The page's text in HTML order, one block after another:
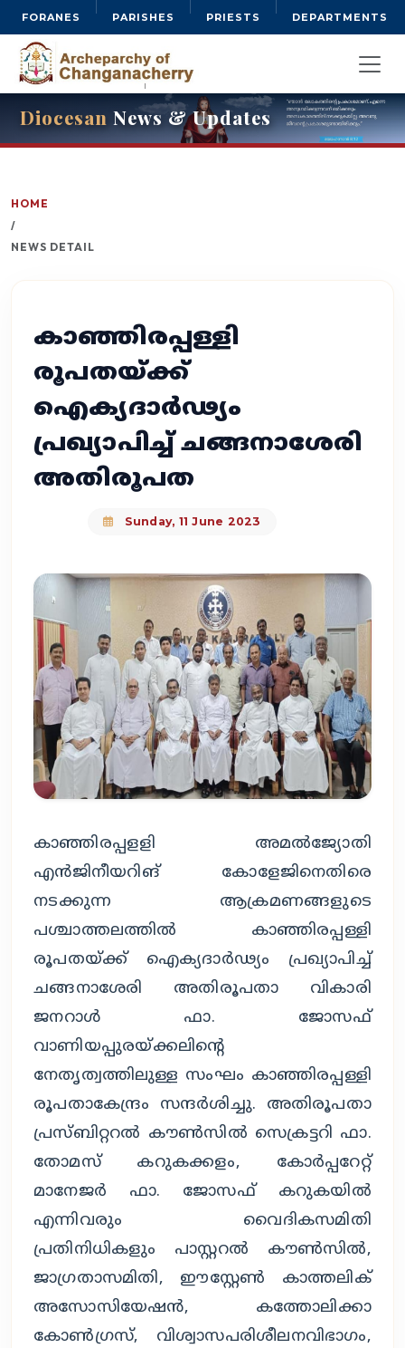
FORANES PARISHES PRIESTS DEPARTMENTS
Diocesan News & Updates
HOME
/
NEWS DETAIL
കാഞ്ഞിരപ്പള്ളി
രൂപതയ്ക്ക്
ഐക്യദാർഢ്യം
പ്രഖ്യാപിച്ച് ചങ്ങനാശേരി
അതിരൂപത
Sunday, 11 June 2023
കാഞ്ഞിരപ്പളളി അമൽജ്യോതി
എൻജിനീയറിങ് കോളേജിനെതിരെ
നടക്കുന്ന ആക്രമണങ്ങളുടെ
പശ്ചാത്തലത്തിൽ കാഞ്ഞിരപ്പള്ളി
രൂപതയ്ക്ക് ഐക്യദാർഢ്യം പ്രഖ്യാപിച്ച്
ചങ്ങനാശേരി അതിരൂപതാ വികാരി
ജനറാൾ ഫാ. ജോസഫ്
വാണിയപ്പുരയ്ക്കലിൻ്റെ
നേതൃത്വത്തിലുള്ള സംഘം കാഞ്ഞിരപ്പള്ളി
രൂപതാകേന്ദ്രം സന്ദർശിച്ചു. അതിരൂപതാ
പ്രസ്ബിറ്ററൽ കൗൺസിൽ സെക്രട്ടറി ഫാ.
തോമസ് കറുകക്കളം, കോർപ്പറേറ്റ്
മാനേജർ ഫാ. ജോസഫ് കറുകയിൽ
എന്നിവരും വൈദികസമിതി
പ്രതിനിധികളും പാസ്റ്ററൽ കൗൺസിൽ,
ജാഗ്രതാസമിതി, ഈസ്റ്റേൺ കാത്തലിക്
അസോസിയേഷൻ, കത്തോലിക്കാ
കോൺഗ്രസ്, വിശ്വാസപരിശീലനവിഭാഗം,